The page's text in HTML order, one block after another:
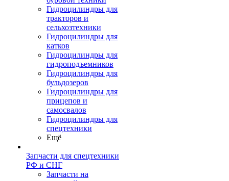
Гидроцилиндры для
тракторов и
сельхозтехники
Гидроцилиндры для
катков
Гидроцилиндры для
гидроподъемников
Гидроцилиндры для
бульдозеров
Гидроцилиндры для
прицепов и
самосвалов
Гидроцилиндры для
спецтехники
Ещё
Запчасти для спецтехники
РФ и СНГ
Запчасти на